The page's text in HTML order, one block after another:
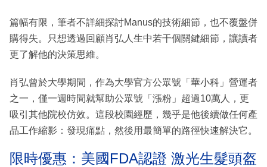
篇幅有限，筆者不詳細探討Manus的技術細節，也不覆盤併
購得失。只想透過回顧肖弘人生中若干個關鍵細節，讓讀者
更了解他的決策思維。
肖弘曾於大學期間，作為大學官方公眾號「華小科」營運者
之一，僅一週時間就幫助公眾號「漲粉」超過10萬人，更
吸引其他院校仿效。這段校園經歷，幾乎是他後續做任何產
品工作縮影：發現痛點，然後用最簡單的路徑快速解決它。
限時優惠：美國FDA認證 激光生髮頭盔